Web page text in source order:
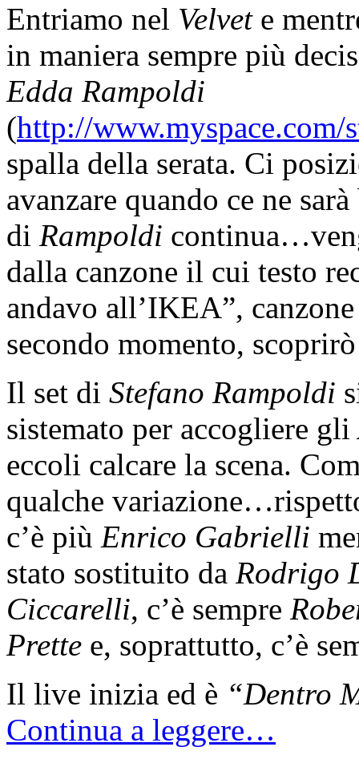
Entriamo nel Velvete
in maniera sempre più
Edda Rampoldi
(http://www.myspace.com/
spalla della serata. Ci
avanzare quando ce ne
di Rampoldi
dalla canzone il cui testo
andavo all’IKEA”,
secondo momento,
Il set di Stefano Rampoldi
sistemato per accogliere gli
eccoli calcare la scena.
qualche
c’è più Enrico Gabrielli
stato sostituito da Rodrigo
Ciccarelli, c’è sempre
Prette e, soprattutto, c’è
Il live inizia ed è “Dentro
Continua a leggere…